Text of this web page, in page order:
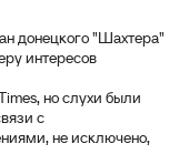
донецкого "Шахтера"
интересов
но слухи были
с
не исключено,